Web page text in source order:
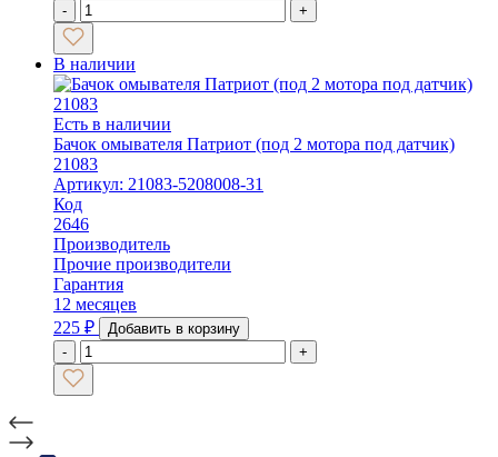
-
+
В наличии
Есть в наличии
Бачок омывателя Патриот (под 2 мотора под датчик)
21083
Артикул: 21083-5208008-31
Код
2646
Производитель
Прочие производители
Гарантия
12 месяцев
225 ₽
Добавить в корзину
-
+